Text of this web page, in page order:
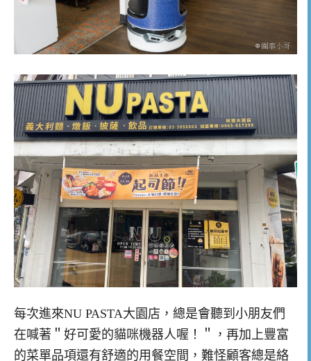
每次進來NU PASTA大園店，總是會聽到小朋友們
在喊著＂好可愛的貓咪機器人喔！＂，再加上豐富
的菜單品項還有舒適的用餐空間，難怪顧客總是絡